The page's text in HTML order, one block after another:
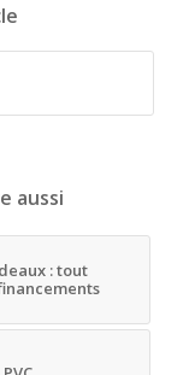
aussi
: tout